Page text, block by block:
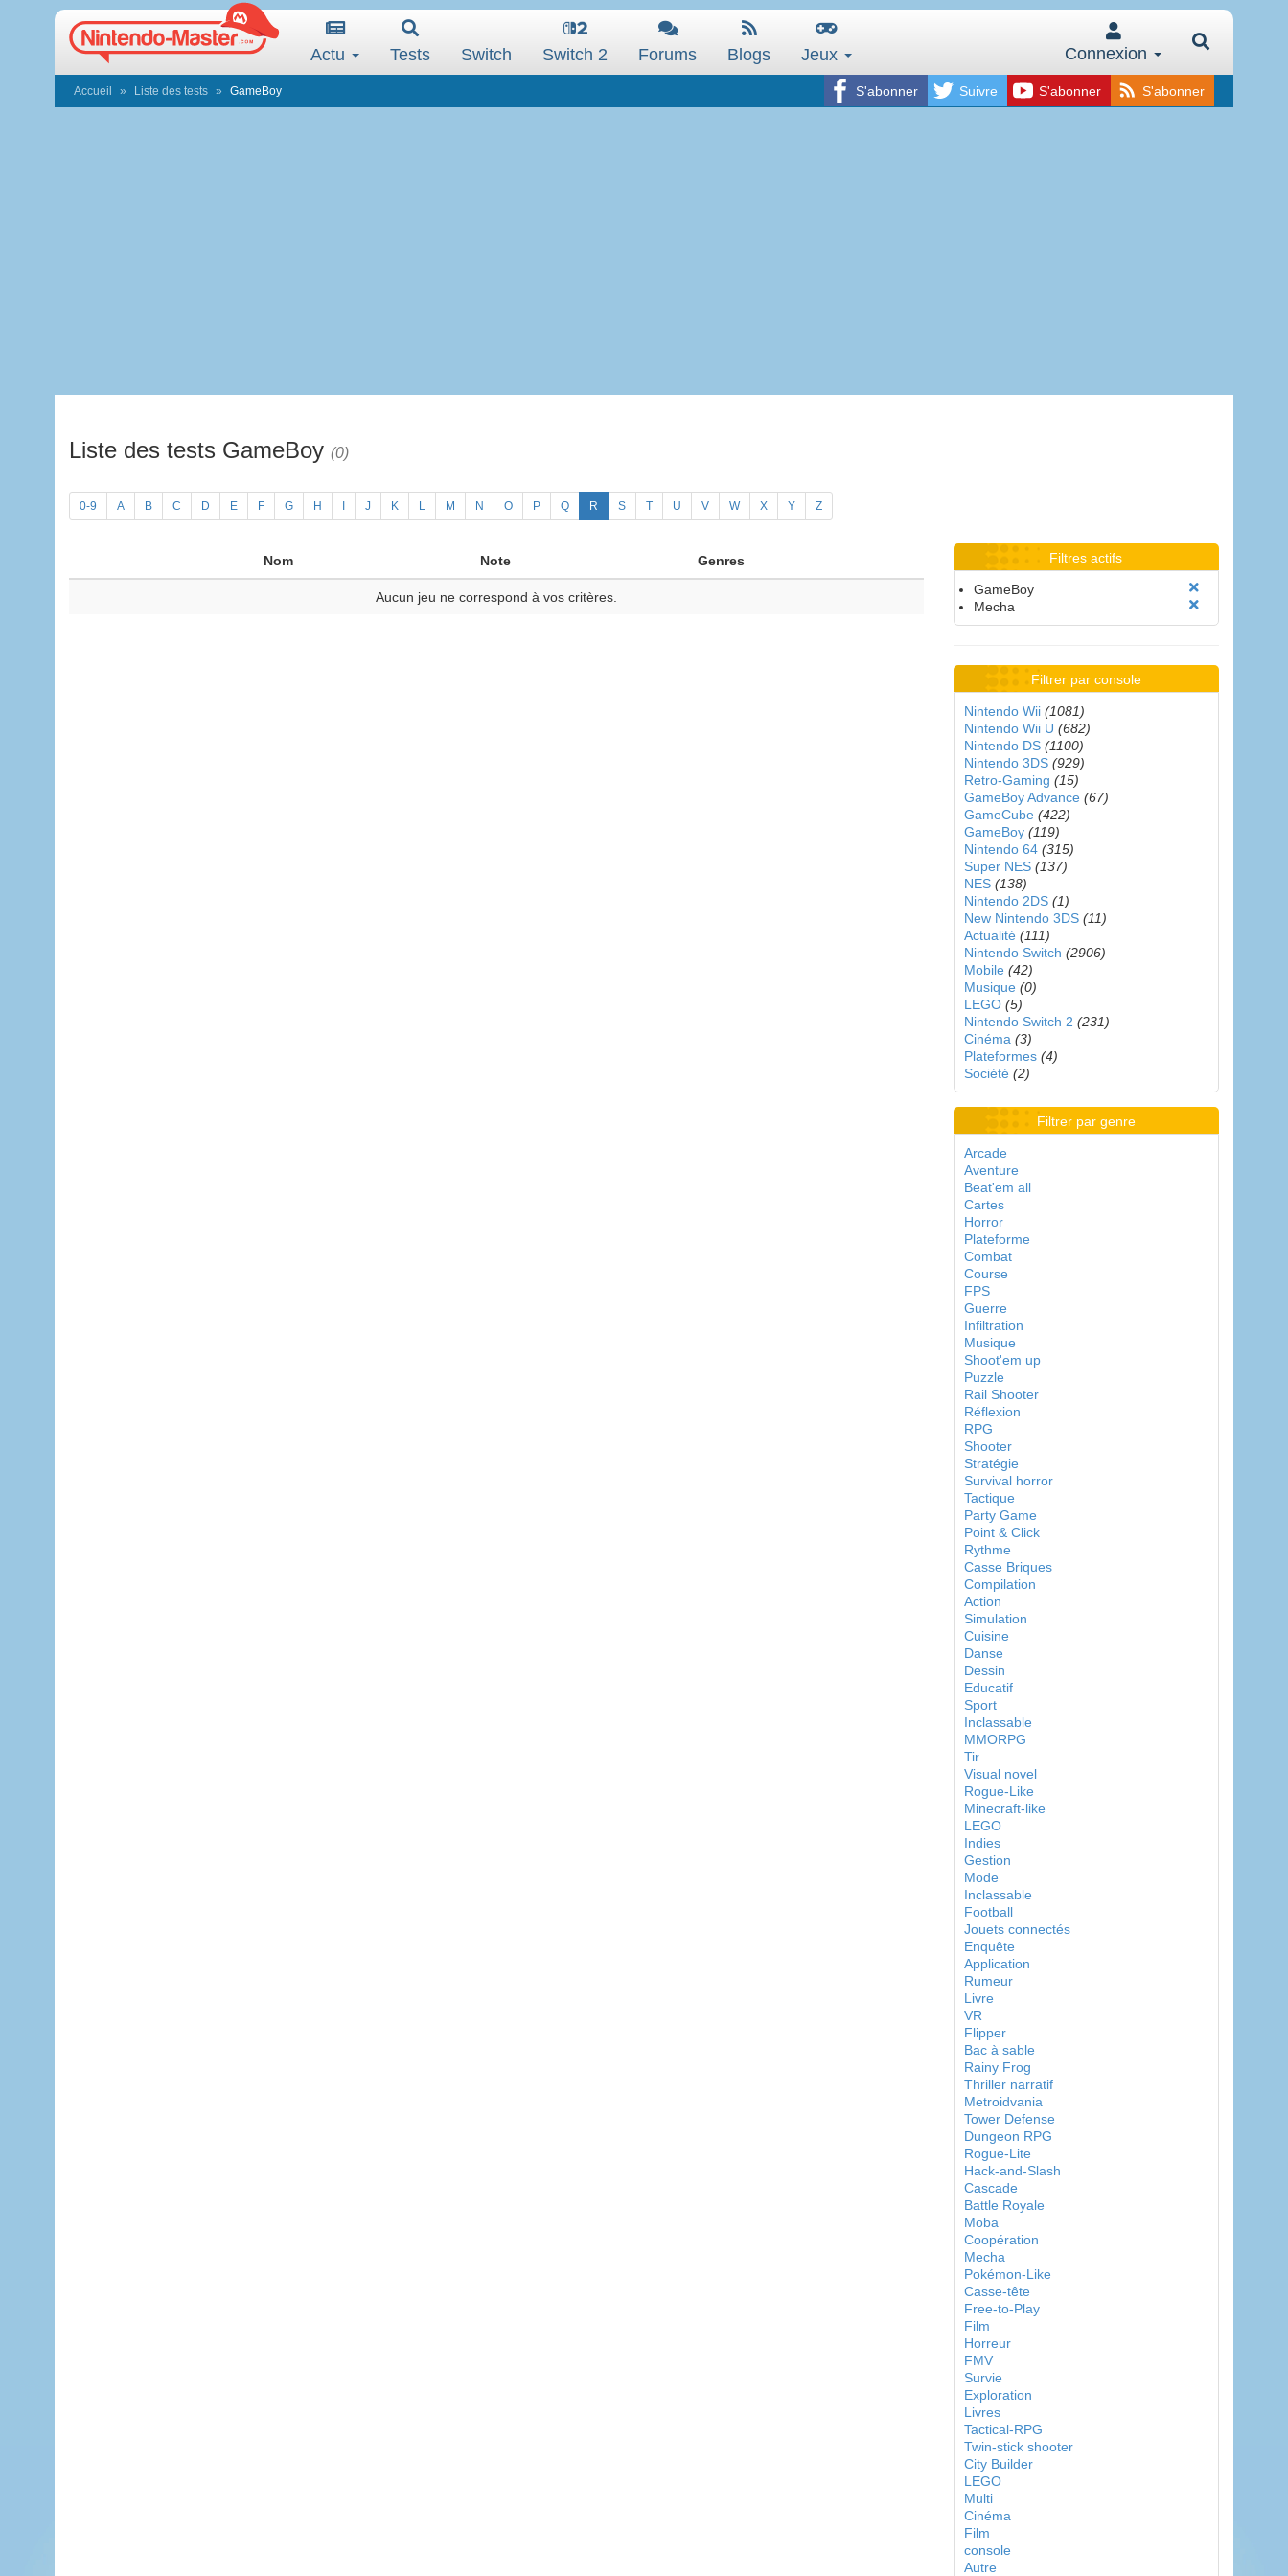
Actu Tests Switch Switch 2 Forums Blogs Jeux Connexion
S'abonner Suivre S'abonner S'abonner
Accueil Liste des tests GameBoy
Liste des tests GameBoy (0)
0-9 A B C D E F G H J K L M N O P Q R S T U V W X Y Z
Nom Note Genres
Aucun jeu ne correspond à vos critères.
Filtres actifs
GameBoy
Mecha
Filtrer par console
Nintendo Wii (1081)
Nintendo Wii U (682)
Nintendo DS (1100)
Nintendo 3DS (929)
Retro-Gaming (15)
GameBoy Advance (67)
GameCube (422)
GameBoy (119)
Nintendo 64 (315)
Super NES (137)
NES (138)
Nintendo 2DS (1)
New Nintendo 3DS (11)
Actualité (111)
Nintendo Switch (2906)
Mobile (42)
Musique (0)
LEGO (5)
Nintendo Switch 2 (231)
Cinéma (3)
Plateformes (4)
Société (2)
Filtrer par genre
Arcade
Aventure
Beat'em all
Cartes
Horror
Plateforme
Combat
Course
FPS
Guerre
Infiltration
Musique
Shoot'em up
Puzzle
Rail Shooter
Réflexion
RPG
Shooter
Stratégie
Survival horror
Tactique
Party Game
Point & Click
Rythme
Casse Briques
Compilation
Action
Simulation
Cuisine
Danse
Dessin
Educatif
Sport
Inclassable
MMORPG
Tir
Visual novel
Rogue-Like
Minecraft-like
LEGO
Indies
Gestion
Mode
Inclassable
Football
Jouets connectés
Enquête
Application
Rumeur
Livre
VR
Flipper
Bac à sable
Rainy Frog
Thriller narratif
Metroidvania
Tower Defense
Dungeon RPG
Rogue-Lite
Hack-and-Slash
Cascade
Battle Royale
Moba
Coopération
Mecha
Pokémon-Like
Casse-tête
Free-to-Play
Film
Horreur
FMV
Survie
Exploration
Livres
Tactical-RPG
Twin-stick shooter
City Builder
LEGO
Multi
Cinéma
Film
console
Autre